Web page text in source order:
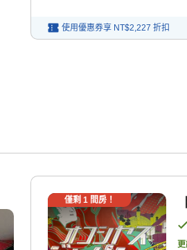
使用優惠券享 NT$2,227 折扣
僅剩 1間房！